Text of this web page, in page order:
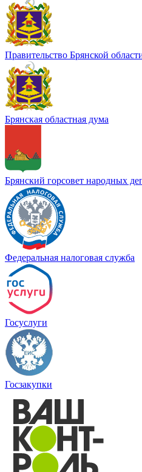
Правительство Брянской
Брянская областная дума
Брянский горсовет народных
Федеральная налоговая служба
Госуслуги
Госзакупки